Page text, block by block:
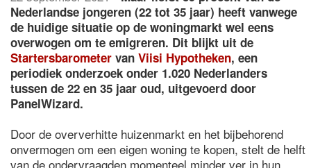
Nederlandse jongeren (22 tot 35 jaar) heeft vanwege
de huidige situatie op de woningmarkt wel eens
overwogen om te emigreren. Dit blijkt uit de
Startersbarometer van Viisi Hypotheken, een
periodiek onderzoek onder 1.020 Nederlanders
tussen de 22 en 35 jaar oud, uitgevoerd door
PanelWizard.
Door de oververhitte huizenmarkt en het bijbehorend
onvermogen om een eigen woning te kopen, stelt de helft
van de ondervraagden momenteel minder ver in hun